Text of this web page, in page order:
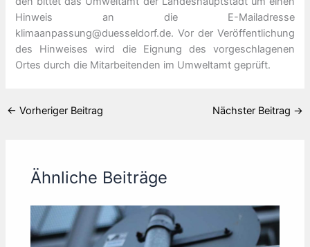
Hinweis an die E-Mailadresse
klimaanpassung@duesseldorf.de. Vor der Veröffentlichung
des Hinweises wird die Eignung des vorgeschlagenen
Ortes durch die Mitarbeitenden im Umweltamt geprüft.
← Vorheriger Beitrag Nächster Beitrag →
Ähnliche Beiträge